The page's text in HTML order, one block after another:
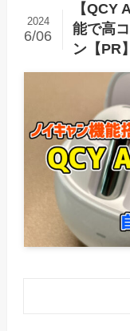
【QCY
能で高
ン【PR】
2024
6/06